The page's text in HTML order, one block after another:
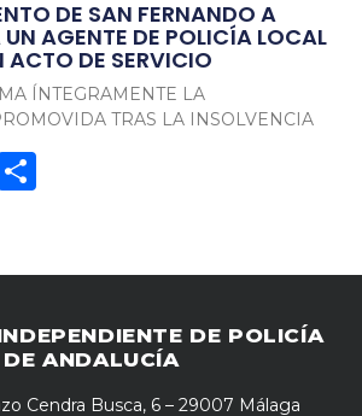
DE SAN FERNANDO A
AGENTE DE POLICÍA LOCAL
ACTO DE SERVICIO
ÍNTEGRAMENTE LA
TRAS LA INSOLVENCIA
DE POLICÍA
DE ANDALUCÍA
Cendra Busca, 6 – 29007 Málaga